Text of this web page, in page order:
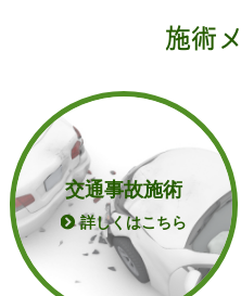
施術
交通事故施術
詳しくはこちら